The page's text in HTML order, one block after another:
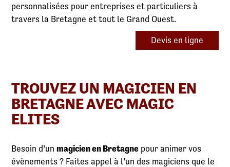
personnalisées pour entreprises et particuliers à
travers la Bretagne et tout le Grand Ouest.
Devis en ligne
TROUVEZ UN MAGICIEN EN
BRETAGNE AVEC MAGIC
ELITES
Besoin d’unmagicien en Bretagne pour animer vos
évènements ? Faites appel à l’un des magiciens que le